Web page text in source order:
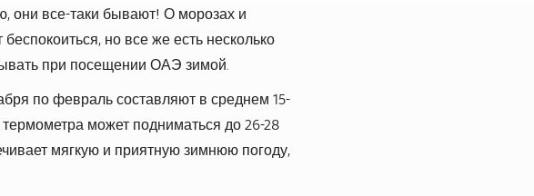
они все-таки бывают! О морозах и
но все же есть несколько
при посещении ОАЭ зимой.
по февраль составляют в среднем 15-
может подниматься до 26-28
мягкую и приятную зимнюю погоду,